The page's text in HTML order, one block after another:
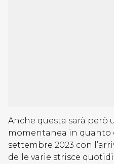
Anche questa sarà però
momentanea in quanto
settembre 2023 con
delle varie strisce